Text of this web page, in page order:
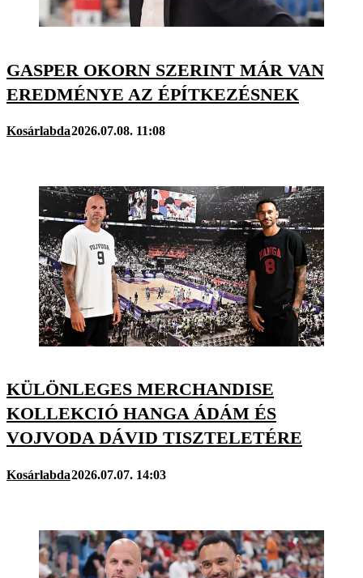
GASPER OKORN SZERINT MÁR VAN
EREDMÉNYE AZ ÉPÍTKEZÉSNEK
Kosárlabda2026.07.08. 11:08
KÜLÖNLEGES MERCHANDISE
KOLLEKCIÓ HANGA ÁDÁM ÉS
VOJVODA DÁVID TISZTELETÉRE
Kosárlabda2026.07.07. 14:03